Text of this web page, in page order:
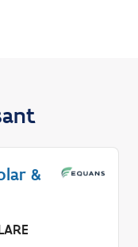
&